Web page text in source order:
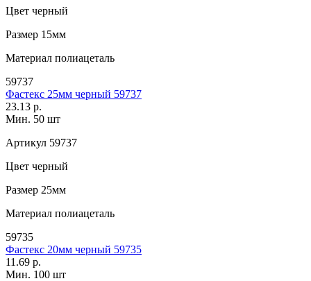
Цвет черный
Размер 15мм
Материал полиацеталь
59737
Фастекс 25мм черный 59737
23.13 р.
Мин. 50 шт
Артикул 59737
Цвет черный
Размер 25мм
Материал полиацеталь
59735
Фастекс 20мм черный 59735
11.69 р.
Мин. 100 шт